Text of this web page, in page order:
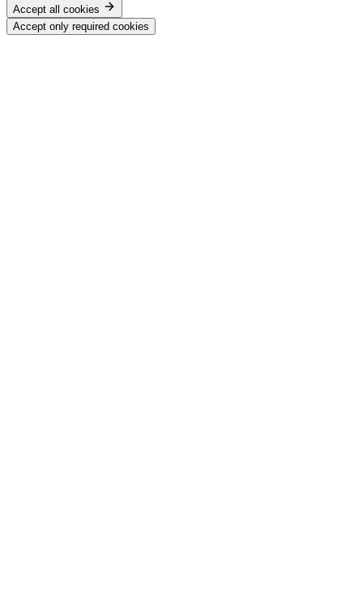
Accept all cookies
Accept only required cookies